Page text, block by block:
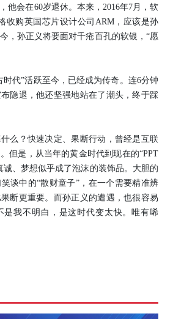
他会在60岁退休。本来，2016年7月，软
收购英国芯片设计公司ARM，应该是孙
，孙正义将要面对千疮百孔的软银，“愿
时代”活跃至今，已经成为传奇。连6分钟
隐退，他还坚强地站在了潮头，终于踩
么？快速决定、果断行动，曾经是互联
但是，从当年的黄金时代到现在的“PPT
诚、梦想似乎成了泡沫的装饰品。大胆的
谈中的“散财童子”，在一个需要精准辨
断更重要。而孙正义的遭遇，也很容易
是我不明白，是这时代变太快。唯有唏